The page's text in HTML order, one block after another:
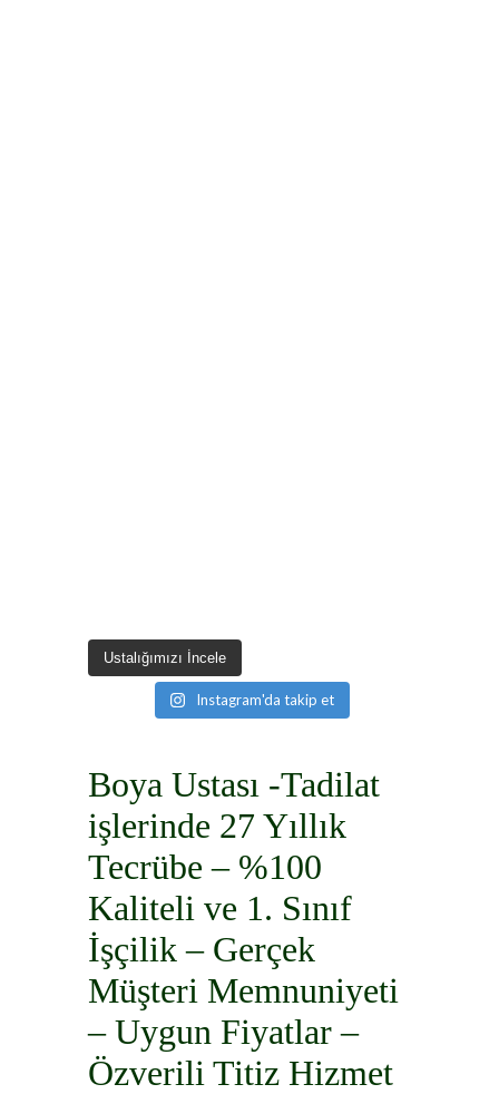
Ustalığımızı İncele
Instagram'da takip et
Boya Ustası -Tadilat
işlerinde 27 Yıllık
Tecrübe – %100
Kaliteli ve 1. Sınıf
İşçilik – Gerçek
Müşteri Memnuniyeti
– Uygun Fiyatlar –
Özverili Titiz Hizmet